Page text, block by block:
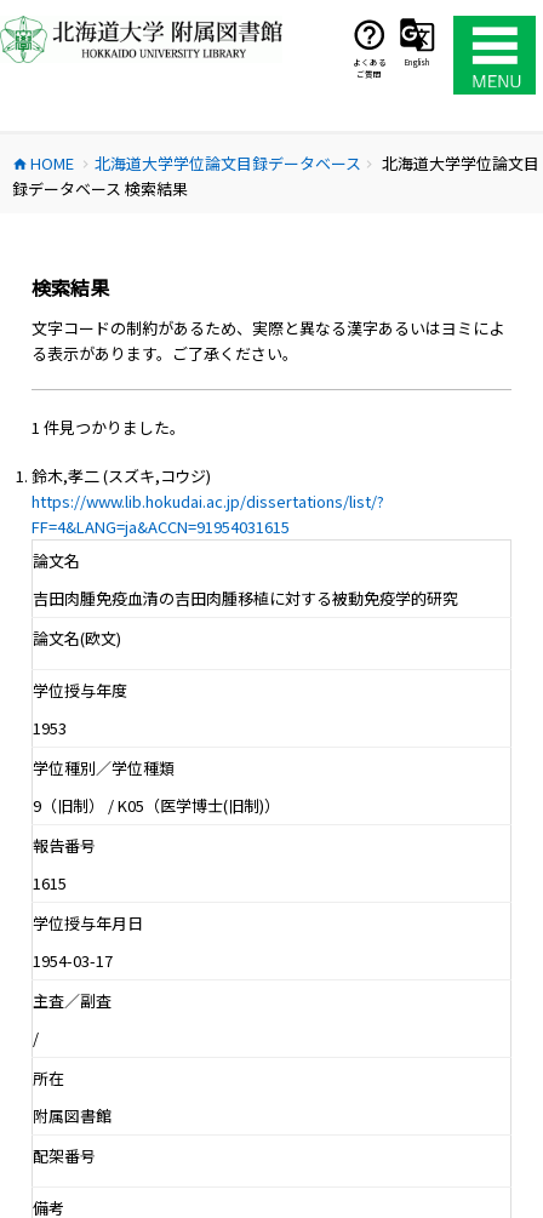
ン
テ
ス
キ
よくある
ご質問
English
home HOME chevron_right 北海道大学学位論文目録データベース chevron_right
北海道大学学位論文目
録データベース 検索結果
検索結果
文字コードの制約があるため、実際と異なる漢字あるいはヨミによ
る表示があります。ご了承ください。
1 件見つかりました。
鈴木,孝二 (スズキ,コウジ)
https://www.lib.hokudai.ac.jp/dissertations/list/?
FF=4&LANG=ja&ACCN=91954031615
論文名
吉田肉腫免疫血清の吉田肉腫移植に対する被動免疫学的研究
論文名(欧文)
学位授与年度
1953
学位種別／学位種類
9（旧制） / K05（医学博士(旧制)）
報告番号
1615
学位授与年月日
1954-03-17
主査／副査
/
所在
附属図書館
配架番号
備考